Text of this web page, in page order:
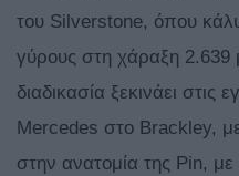
του Silverstone, όπου
γύρους στη χάραξη 2.639
διαδικασία ξεκινάει στις
Mercedes στο Brackley,
στην ανατομία της Pin,